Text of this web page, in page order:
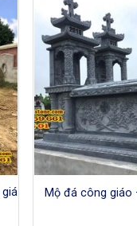
Mộ đá công giáo